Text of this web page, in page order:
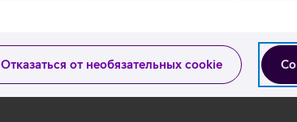
Отказаться от необязательных cookie